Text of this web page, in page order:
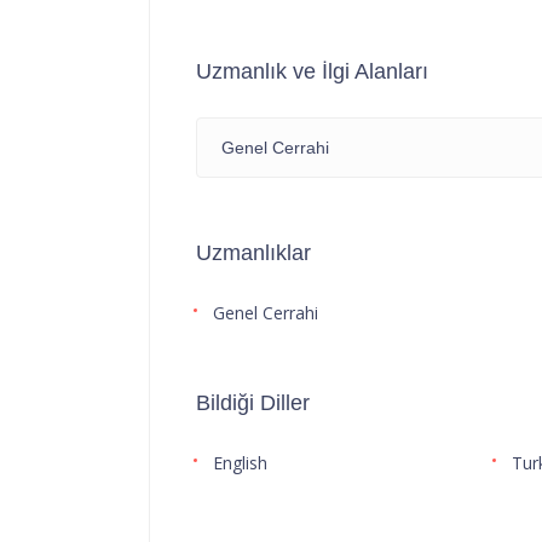
Uzmanlık ve İlgi Alanları
Genel Cerrahi
Uzmanlıklar
Genel Cerrahi
Bildiği Diller
English